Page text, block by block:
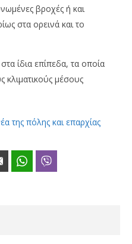
βροχές ή και
στα ορεινά και το
ίδια επίπεδα, τα οποία
κλιματικούς μέσους
της πόλης και επαρχίας
Email WhatsApp